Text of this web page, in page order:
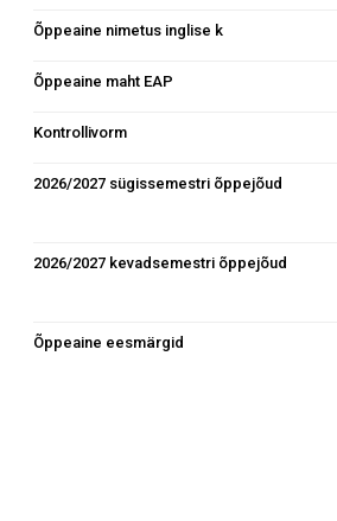
Õppeaine nimetus inglise k
Õppeaine maht EAP
Kontrollivorm
2026/2027 sügissemestri õppejõud
2026/2027 kevadsemestri õppejõud
Õppeaine eesmärgid